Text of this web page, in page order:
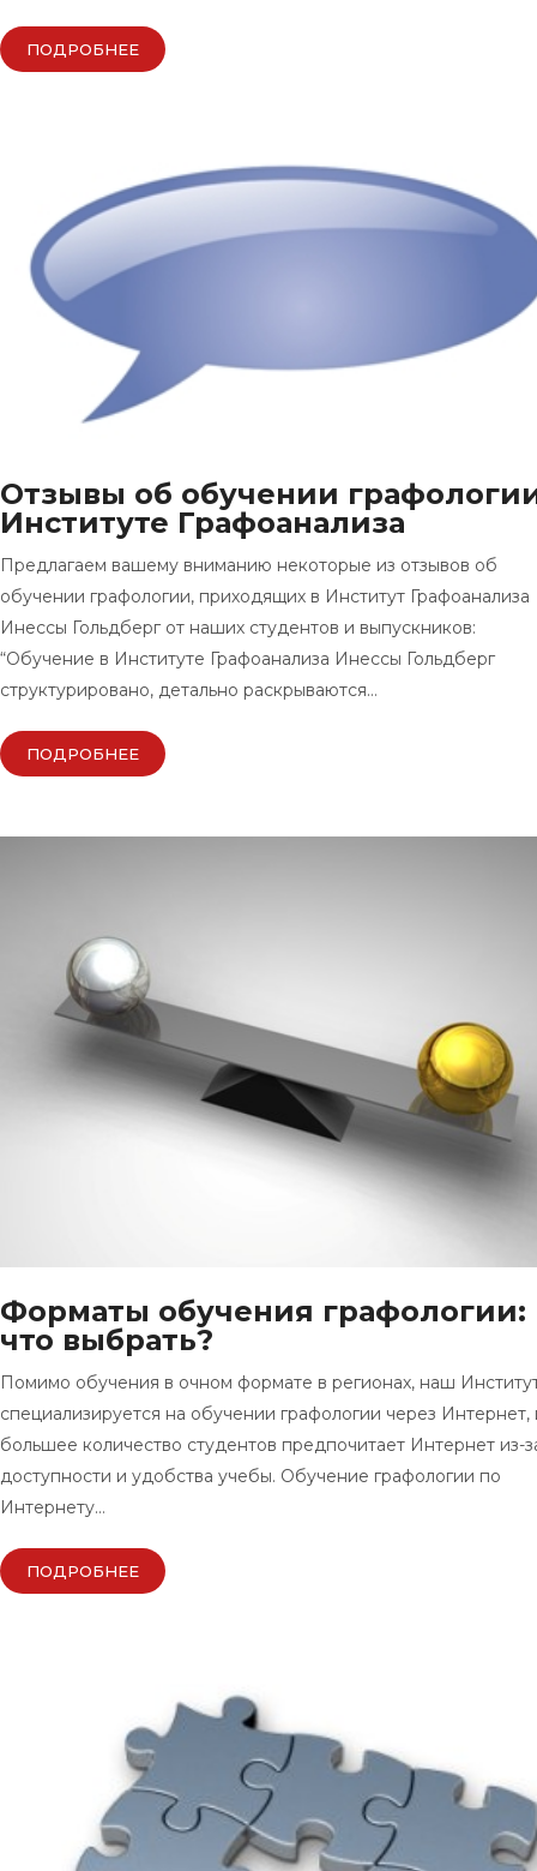
ПОДРОБНЕЕ
Отзывы об обучении
Институте Графоанализа
Предлагаем вашему вниманию некоторые из отзывов об
обучении графологии, приходящих в Институт Графоанализа
Инессы Гольдберг от наших студентов и выпускников:
“Обучение в Институте Графоанализа Инессы Гольдберг
структурировано, детально раскрываются…
ПОДРОБНЕЕ
Форматы обучения графологии:
что выбрать?
Помимо обучения в очном формате в регионах, наш
специализируется на обучении графологии через Интернет,
большее количество студентов предпочитает Интернет из-
доступности и удобства учебы. Обучение графологии по
Интернету…
ПОДРОБНЕЕ